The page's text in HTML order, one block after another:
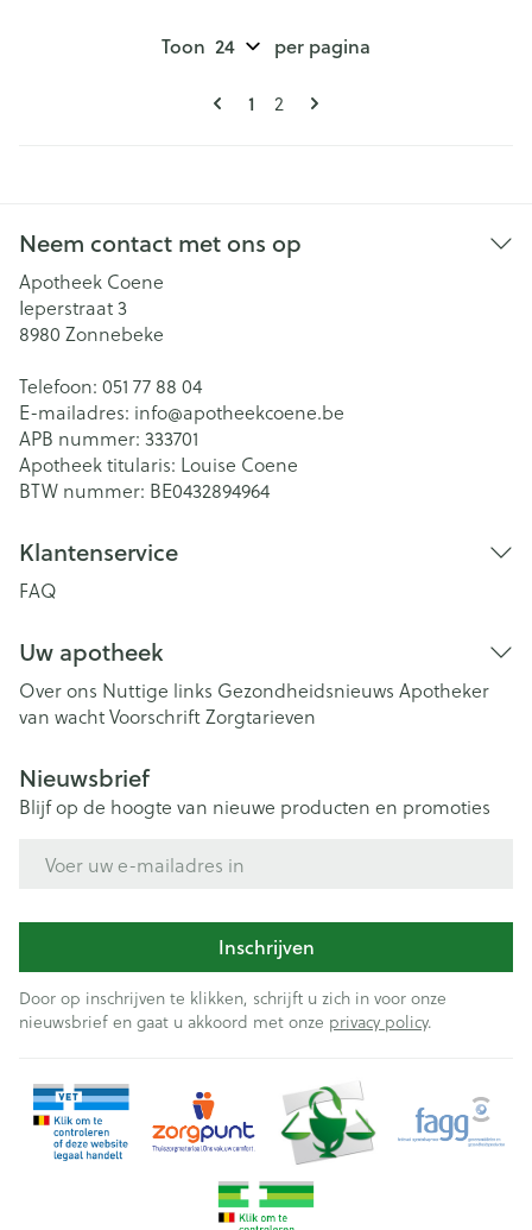
Pagina's
U lees momenteel pagina
1 Pagina
2
Toon per pagina
Neem contact met ons op
Apotheek Coene
Ieperstraat 3
8980 Zonnebeke
Telefoon: 051 77 88 04
E-mailadres: info@apotheekcoene.be
APB nummer: 333701
Apotheek titularis: Louise Coene
BTW nummer: BE0432894964
Klantenservice
FAQ
Uw apotheek
Over ons Nuttige links Gezondheidsnieuws Apotheker
van wachtVoorschriftZorgtarieven
Nieuwsbrief
Blijf op de hoogte van nieuwe producten en promoties
Inschrijven
Door op inschrijven te klikken, schrijft u zich in voor onze
nieuwsbrief en gaat u akkoord met onze privacy policy.